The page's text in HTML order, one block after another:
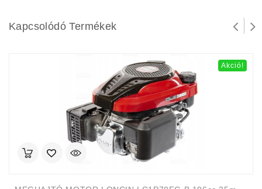
Kapcsolódó Termékek
Akció!